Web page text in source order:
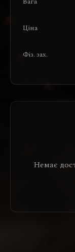
Ціна
Фіз. зах.
Немає